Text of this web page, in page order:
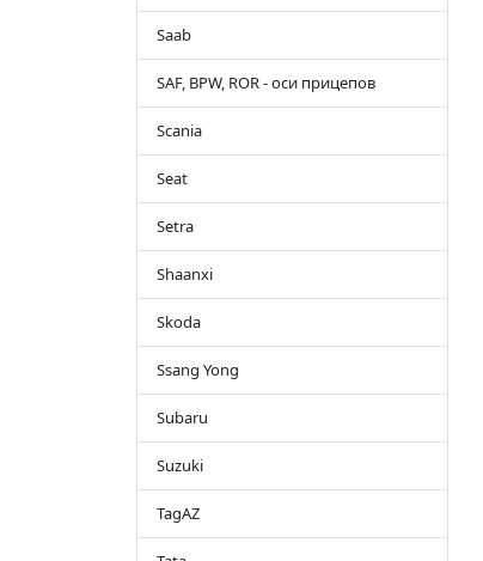
Saab
SAF, BPW, ROR - оси прицепов
Scania
Seat
Setra
Shaanxi
Skoda
Ssang Yong
Subaru
Suzuki
TagAZ